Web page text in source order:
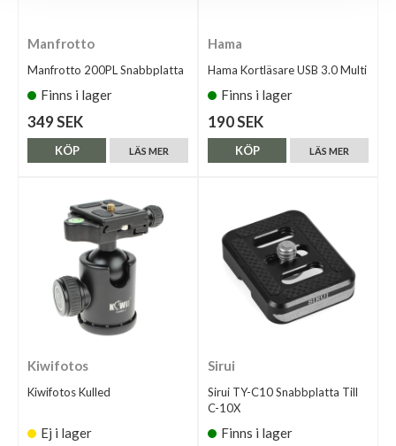
Manfrotto
Manfrotto 200PL Snabbplatta
Finns i lager
349 SEK
LÄS MER
KÖP
Hama
Hama Kortläsare USB 3.0 Multi
Finns i lager
190 SEK
LÄS MER
KÖP
Kiwifotos
Kiwifotos Kulled
Ej i lager
Sirui
Sirui TY-C10 Snabbplatta Till
C-10X
Finns i lager